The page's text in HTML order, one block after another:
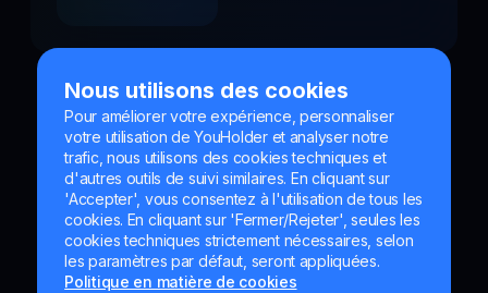
Nous utilisons des cookies
Pour améliorer votre expérience, personnaliser
votre utilisation de YouHolder et analyser notre
trafic, nous utilisons des cookies techniques et
d'autres outils de suivi similaires. En cliquant sur
'Accepter', vous consentez à l'utilisation de tous les
cookies. En cliquant sur 'Fermer/Rejeter', seules les
cookies techniques strictement nécessaires, selon
les paramètres par défaut, seront appliquées.
Politique en matière de cookies